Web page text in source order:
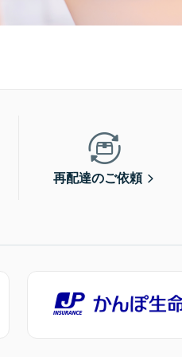
再配達のご依頼